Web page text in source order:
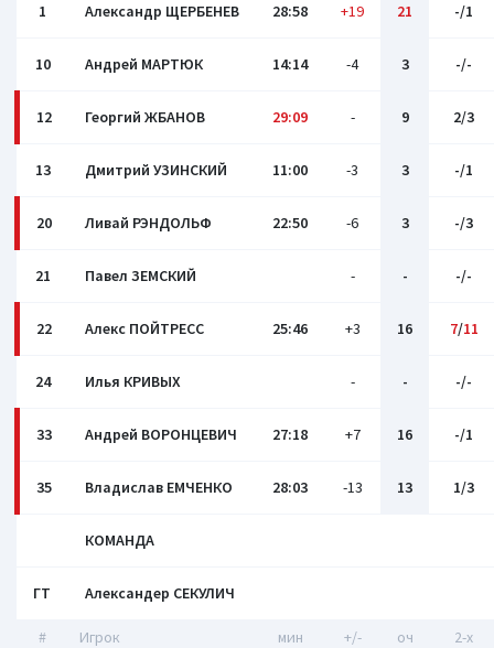
1 Александр ЩЕРБЕНЕВ 28:58 +19 21 -/1
10 Андрей МАРТЮК 14:14 -4 3 -/-
12 Георгий ЖБАНОВ 29:09 - 9 2/3
13 Дмитрий УЗИНСКИЙ 11:00 -3 3 -/1
20 Ливай РЭНДОЛЬФ 22:50 -6 3 -/3
21 Павел ЗЕМСКИЙ - - -/-
22 Алекс ПОЙТРЕСС 25:46 +3 16 7/11
24 Илья КРИВЫХ - - -/-
33 Андрей ВОРОНЦЕВИЧ 27:18 +7 16 -/1
35 Владислав ЕМЧЕНКО 28:03 -13 13 1/3
КОМАНДА
ГТ Александер СЕКУЛИЧ
# Игрок мин +/- оч 2-x